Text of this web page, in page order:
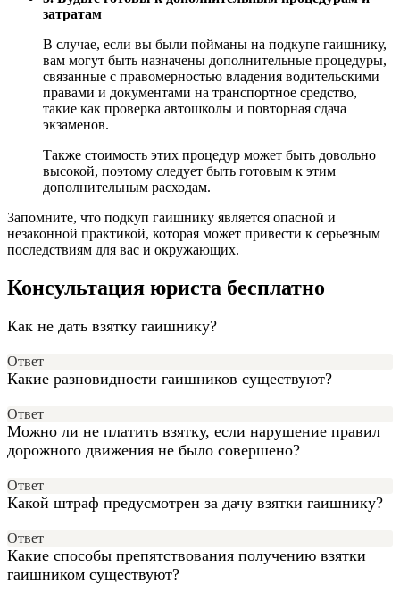
затратам
В случае, если вы были пойманы на подкупе гаишнику,
вам могут быть назначены дополнительные процедуры,
связанные с правомерностью владения водительскими
правами и документами на транспортное средство,
такие как проверка автошколы и повторная сдача
экзаменов.
Также стоимость этих процедур может быть довольно
высокой, поэтому следует быть готовым к этим
дополнительным расходам.
Запомните, что подкуп гаишнику является опасной и
незаконной практикой, которая может привести к серьезным
последствиям для вас и окружающих.
Консультация юриста бесплатно
Как не дать взятку гаишнику?
Ответ
Какие разновидности гаишников существуют?
Ответ
Можно ли не платить взятку, если нарушение правил
дорожного движения не было совершено?
Ответ
Какой штраф предусмотрен за дачу взятки гаишнику?
Ответ
Какие способы препятствования получению взятки
гаишником существуют?